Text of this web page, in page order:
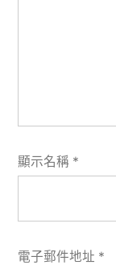
顯示名稱 *
電子郵件地址 *